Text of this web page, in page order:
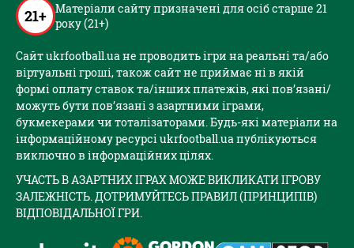
21+ Матеріали сайту призначені для осіб старше 21
року (21+)
Сайт ukrfootball.ua не проводить ігри на реальні та/або
віртуальні гроші, також сайт не приймає ні в якій
формі оплату ставок та/інших платежів, які пов’язані/
можуть бути пов’язані з азартними іграми,
букмекерами чи тоталізаторами. Будь-які матеріали на
інформаційному ресурсі ukrfootball.ua публікуються
виключно в інформаційних цілях.
УЧАСТЬ В АЗАРТНИХ ІГРАХ МОЖЕ ВИКЛИКАТИ ІГРОВУ
ЗАЛЕЖНІСТЬ. ДОТРИМУЙТЕСЬ ПРАВИЛ (ПРИНЦИПІВ)
ВІДПОВІДАЛЬНОЇ ГРИ.